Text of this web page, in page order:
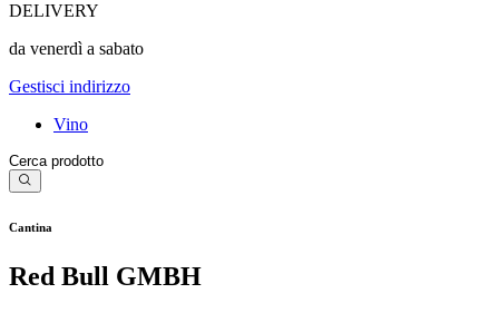
DELIVERY
da venerdì a sabato
Gestisci indirizzo
Vino
Cantina
Red Bull GMBH